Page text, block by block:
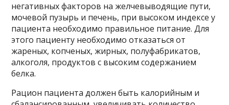
негативных факторов на желчевыводящие пути,
мочевой пузырь и печень, при высоком индексе у
пациента необходимо правильное питание. Для
этого пациенту необходимо отказаться от
жареных, копченых, жирных, полуфабрикатов,
алкоголя, продуктов с высоким содержанием
белка.
Рацион пациента должен быть калорийным и